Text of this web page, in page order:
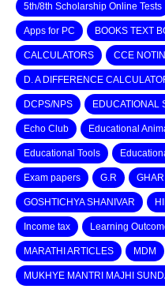
5th/8th Scholarship Online Tests
Apps for PC BOOKS TEXT
CALCULATORS CCE
D. A DIFFERENCE
DCPS/NPS EDUCATIONAL
Echo Club Educational
Educational Tools
Exam papers G.R
GOSHTICHYA SHANIVAR
Income tax Learning
MARATHI ARTICLES MDM
MUKHYE MANTRI MAJHI